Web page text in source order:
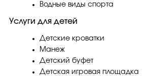
Водные виды спорта
Услуги для детей
Детские кроватки
Манеж
Детский буфет
Детская игровая площадка